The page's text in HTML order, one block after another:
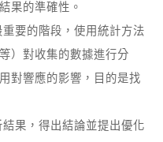
果的準確性。
要的階段，使用統計方法
）對收集的數據進行分
對響應的影響，目的是找
果，得出結論並提出優化